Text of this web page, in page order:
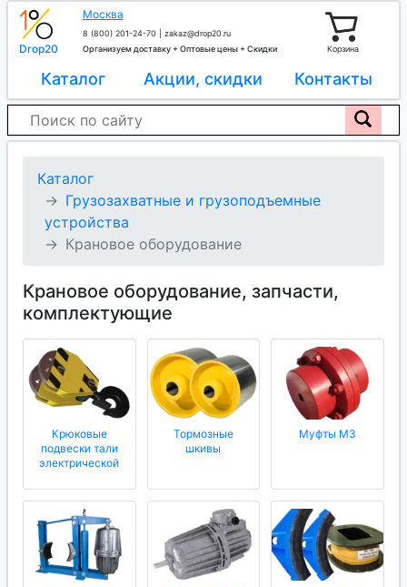
Drop20
Москва
8 (800) 201-24-70
zakaz@drop20.ru
Организуем доставку + Оптовые цены + Скидки
Корзина
Каталог Акции, скидки Контакты
Каталог
Грузозахватные и грузоподъемные
устройства
Крановое оборудование
Крановое оборудование, запчасти,
комплектующие
Крюковые
подвески тали
электрической
Тормозные
шкивы
Муфты МЗ